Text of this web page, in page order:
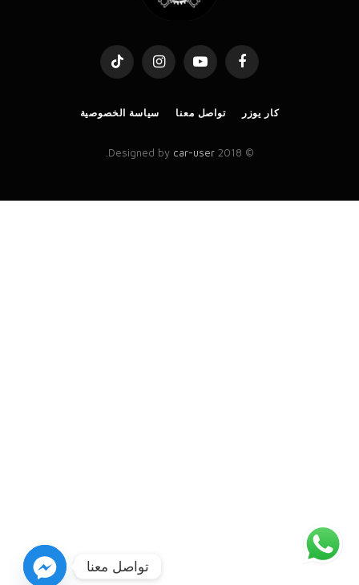
Facebook
YouTube
Instagram
TikTok
كار يوزر تواصل معنا سياسة الخصوصية
© 2018 Designed by
car-user
تواصل معنا